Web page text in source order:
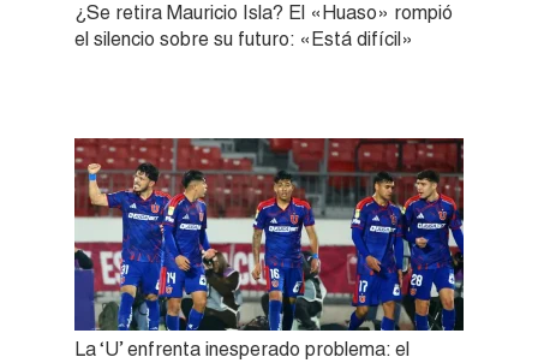
¿Se retira Mauricio Isla? El «Huaso» rompió
el silencio sobre su futuro: «Está difícil»
La ‘U’ enfrenta inesperado problema: el